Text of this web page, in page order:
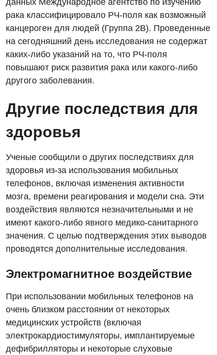
Оториноларингология
Офтальмологическое отделение
Проктология
Ревматология
Терапия
Физиотерапия
Хирургическое отделение
Эндокринология
Для детей
Детская аллергология
Детская дерматовенерология
Детская кардиоревматология
Детская неврология
Детская ортопедия и травматология
данных Международное агентство по изучению
рака классифицировало РЧ-поля как возможный
канцероген для людей (Группа 2В). Проведенные
на сегодняшний день исследования не содержат
каких-либо указаний на то, что РЧ-поля
повышают риск развития рака или какого-либо
другого заболевания.
Другие последствия для
здоровья
Ученые сообщили о других последствиях для
здоровья из-за использования мобильных
телефонов, включая изменения активности
мозга, времени реагирования и модели сна. Эти
воздействия являются незначительными и не
имеют какого-либо явного медико-санитарного
значения. С целью подтверждения этих выводов
проводятся дополнительные исследования.
Электромагнитное воздействие
При использовании мобильных телефонов на
очень близком расстоянии от некоторых
медицинских устройств (включая
электрокардиостимуляторы, имплантируемые
дефибрилляторы и некоторые слуховые